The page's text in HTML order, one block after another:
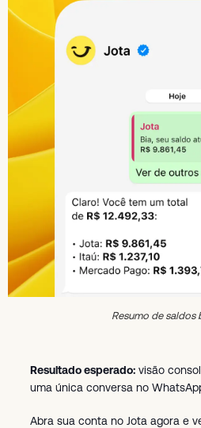
Resumo de saldos
Resultado esperado: visão
uma única conversa no
Abra sua conta no Jota agora e